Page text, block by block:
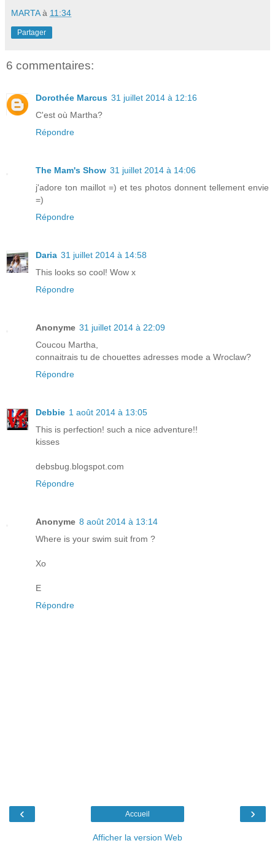
MARTA à 11:34
Partager
6 commentaires:
Dorothée Marcus 31 juillet 2014 à 12:16
C'est où Martha?
Répondre
The Mam's Show 31 juillet 2014 à 14:06
j'adore ton maillot =) et tes photos donnent tellement envie
=)
Répondre
Daria 31 juillet 2014 à 14:58
This looks so cool! Wow x
Répondre
Anonyme 31 juillet 2014 à 22:09
Coucou Martha,
connaitrais tu de chouettes adresses mode a Wroclaw?
Répondre
Debbie 1 août 2014 à 13:05
This is perfection! such a nice adventure!!
kisses
debsbug.blogspot.com
Répondre
Anonyme 8 août 2014 à 13:14
Where is your swim suit from ?
Xo
E
Répondre
‹ ›
Accueil
Afficher la version Web